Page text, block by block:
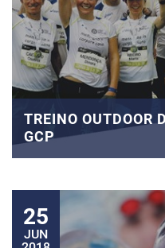
TREINO OUTDOOR
GCP
25
JUN